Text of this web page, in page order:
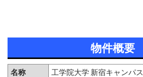
物件概要
名称
工学院大学 新宿キャンパス